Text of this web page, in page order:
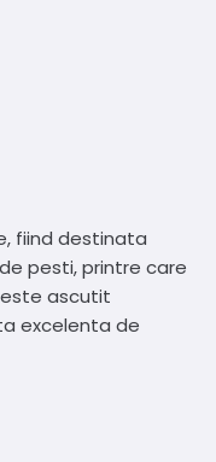
fiind destinata
pesti, printre care
este ascutit
excelenta de